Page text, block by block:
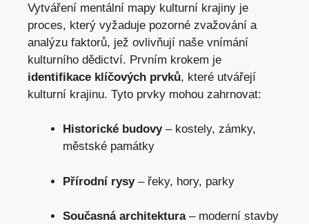
Vytváření mentální mapy kulturní krajiny je
proces, který vyžaduje pozorné zvažování a
analýzu faktorů, jež ovlivňují naše vnímání
kulturního dědictví. Prvním krokem je
identifikace klíčových prvků, které utvářejí
kulturní krajinu. Tyto prvky mohou zahrnovat:
Historické budovy– kostely, zámky,
městské památky
Přírodní rysy– řeky, hory, parky
Současná architektura– moderní stavby